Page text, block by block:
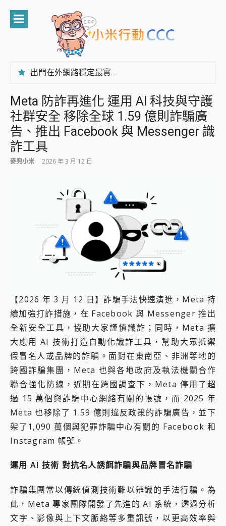
content
出門在外網路穩定最實在 「台灣大哥大」榮獲 4G/5G 在線率全球 NO.3 全台第一與全台六冠王實測心得，走到哪順到哪！
CP 值天花板~ Bongcom BS5 足球君開箱~ 短焦投影機 3千元就能擁有！ 折扣碼在這～
專為 PC上的 XBOX和掌機設計的 FireCuda X1070 SSD 固態硬碟開箱 評測
台灣製攝影機在這裡，100%全無線設計 SpotCam Solo Eco 太陽能防水雲端攝影機 SpotCam Solo 3 2.5K高畫質戶外攝影機 開箱 評測
電力超超超持久 MSI 微星 Prestige 14 AI+ D3MG-031TW 14吋 開箱評價，AI輕薄商務筆電 Copilot+ PC
超懂拍、耐用 AI 街拍機~ realme 16 Pro 開箱評價~ 2 億畫素 LumaColor 影像、持久續航與 IP69K 高防護
好用的 EaseUS Partition Master 讓您輕鬆的移除與格式化有防寫保護的隨身碟或SD卡
一鍵修復模糊影片、舊照的 AI 好幫手! VideoProc Converter AI 新版全解析 × 年末優惠，一篇全看懂
小朋友才做選擇 投影機 RGB藍牙音響 氛圍情境燈 我通通都要！ Starfish 2 幻彩膠囊投影機｜結合「 智慧投影 & 煥彩流動 」的沈浸式生活新體驗
iPhone 17 系列 有認證的防護來囉！ imos 首家導入 UL MCV 行銷宣告驗證的手機配件品牌
DJI Osmo Pocket 3 爽爽帶回家 歡慶 EaseUS 21 週年到來，「Slogan 海報徵稿活動」好康大放送
小巧好吸不擋鏡頭 有Qi2認證的 ONPRO MagReact MXs2 5000mAh薄型磁吸無線急速行動電源 開箱 評測
寶可夢飛人外掛iToolab AnyGo全新升級，GO Fest 五折優惠嗨翻天！支援 iOS/Android！
百倍變焦實測~ vivo X200 Pro 與 S25 Ultra 誰能滿足全場景拍攝需求？
超好用的 PLAUD NotePin AI 智慧錄音膠囊~ 您的AI 秘書已上線 每月免費送你 300分鐘轉寫
COMPUTEX 2025 來囉！AGI亞奇雷 AI・Gaming・創作儲存方案登場，趕快來AGI亞奇雷挑戰任務抽 PS5！
自帶線的 有線無線都能充 ONPRO MagReact M5 10000mAh 5合1 磁吸無線急速行動電源 開箱 評測
飛利浦 JS7310 ⚡【電急便｜行動儲能救車電源】 可靠的旅行夥伴！帶給您優異的安全性與強大供電效能
是螢幕也是電視! 一機超多用途「MSI微星 Modern MD272UPSW 27型」 4K IPS 輕薄商用智慧聯網螢幕 開箱 評測
您的專屬AI 助手 Yoga Slim 7 Aura Edition 觸控AI筆電 開箱 評測
realme 14 Pro 超硬軍規、冰感變色實測，realme 14 5G 遊戲戰鬥值爆表，效能x娛樂全都要！
iPhone、Apple Watch、AirPods耳機 三個設備充電一起搞定 ONPRO MagReact™ M3 3 in 1可攜摺疊無線充電器 開箱 評測
動靜皆宜「HUAWEI FreeArc」開放式耳掛耳機，無感配戴! 超穩超服貼，音質、通話也很優質
好玩好拍 vivo V50 ~ 口袋裡的 Zeiss 潮流攝影棚!
25種洗烘模式一機搞定! Roborock 衣莉莎白 H1 Neo分子篩洗脫烘 AI 滾筒洗衣機
2億 APO蔡司長焦神機降臨~ vivo X200 Pro、vivo X200 就是這麼好拍
EaseUS Vocal Remover 免費線上去聲器一鍵去除人聲 人聲 音樂分離 2024 消除人聲推薦
3 個超值 MHN 飛人工具分享~~ iToolab AnyGo 魔物獵人 Now飛人 ios教學 不出門也可以到處走
Locawhere AnyTo 寶可夢飛人 AnyTo 不出門也可以飛遍全世界
小體積 40000mAh 超大容量 一次充5個設備 充好充滿 CUKTECH 酷態科 300W 微型充電站 開箱 評測
97.3% 恢復率，資料救援就是這麼簡單 EaseUS Data Recovery Wizard Free 18.0.0 業界最好的資料救援軟體
Meta 防詐再進化 運用 AI 科技與守護
社群安全 移除全球 1.59 億則詐騙廣
告、推出 Facebook 與 Messenger 識
詐工具
麥兜小米 2026 年 3 月 12 日
【2026 年 3 月 12 日】詐騙手法快速演進，Meta 持
續加強打詐措施，在 Facebook 與 Messenger 推出
全新安全工具，協助大家謹慎識詐；同時，Meta 擴
大應用 AI 技術打造自動化識詐工具，幫助大眾抵禦
假冒名人或品牌的詐騙。面對在東南亞、非洲等地的
跨國詐騙集團，Meta 也與各地政府及執法機關合作
聯合強化防線，近期在跨國調查下，Meta 停用了超
過 15 萬個與詐騙中心網絡有關的帳號，而 2025 年
Meta 也移除了 1.59 億則違反政策的詐騙廣告，並下
架了1,090 萬個與犯罪詐騙中心有關的 Facebook 和
Instagram 帳號。
運用 AI 技術 對抗名人誘餌詐騙與品牌冒名詐騙
詐騙集團常以傳統偵測技術難以辨識的手法行騙。為
此，Meta 專家團隊開發了先進的 AI 系統，透過分析
文字、影像與上下文脈絡等多重訊號，以更高效率與